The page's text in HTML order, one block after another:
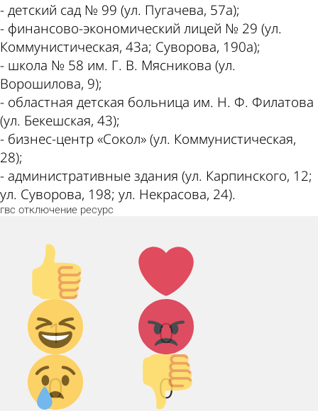
- детский сад № 99 (ул. Пугачева, 57а);
- финансово-экономический лицей № 29 (ул.
Коммунистическая, 43а; Суворова, 190а);
- школа № 58 им. Г. В. Мясникова (ул.
Ворошилова, 9);
- областная детская больница им. Н. Ф. Филатова
(ул. Бекешская, 43);
- бизнес-центр «Сокол» (ул. Коммунистическая,
28);
- административные здания (ул. Карпинского, 12;
ул. Суворова, 198; ул. Некрасова, 24).
гвс отключение ресурс
Палец
вверх!
1
Лайк!
0
Дикий
смех!
0
Агрессия!
0
Грусть :(
Палец
вниз!